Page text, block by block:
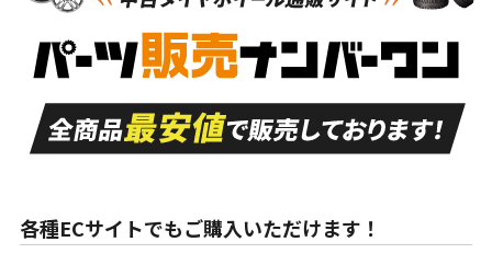
S
品）
S
新車外し品（新古
付き
A
走行距離も少なく、
目立つ傷もほとんど
ない中古品
A
走行距離も少なく、
非常に状態の良い中
古品
な中古品
んどない中古品
各種ECサイトでもご購入いただけます！